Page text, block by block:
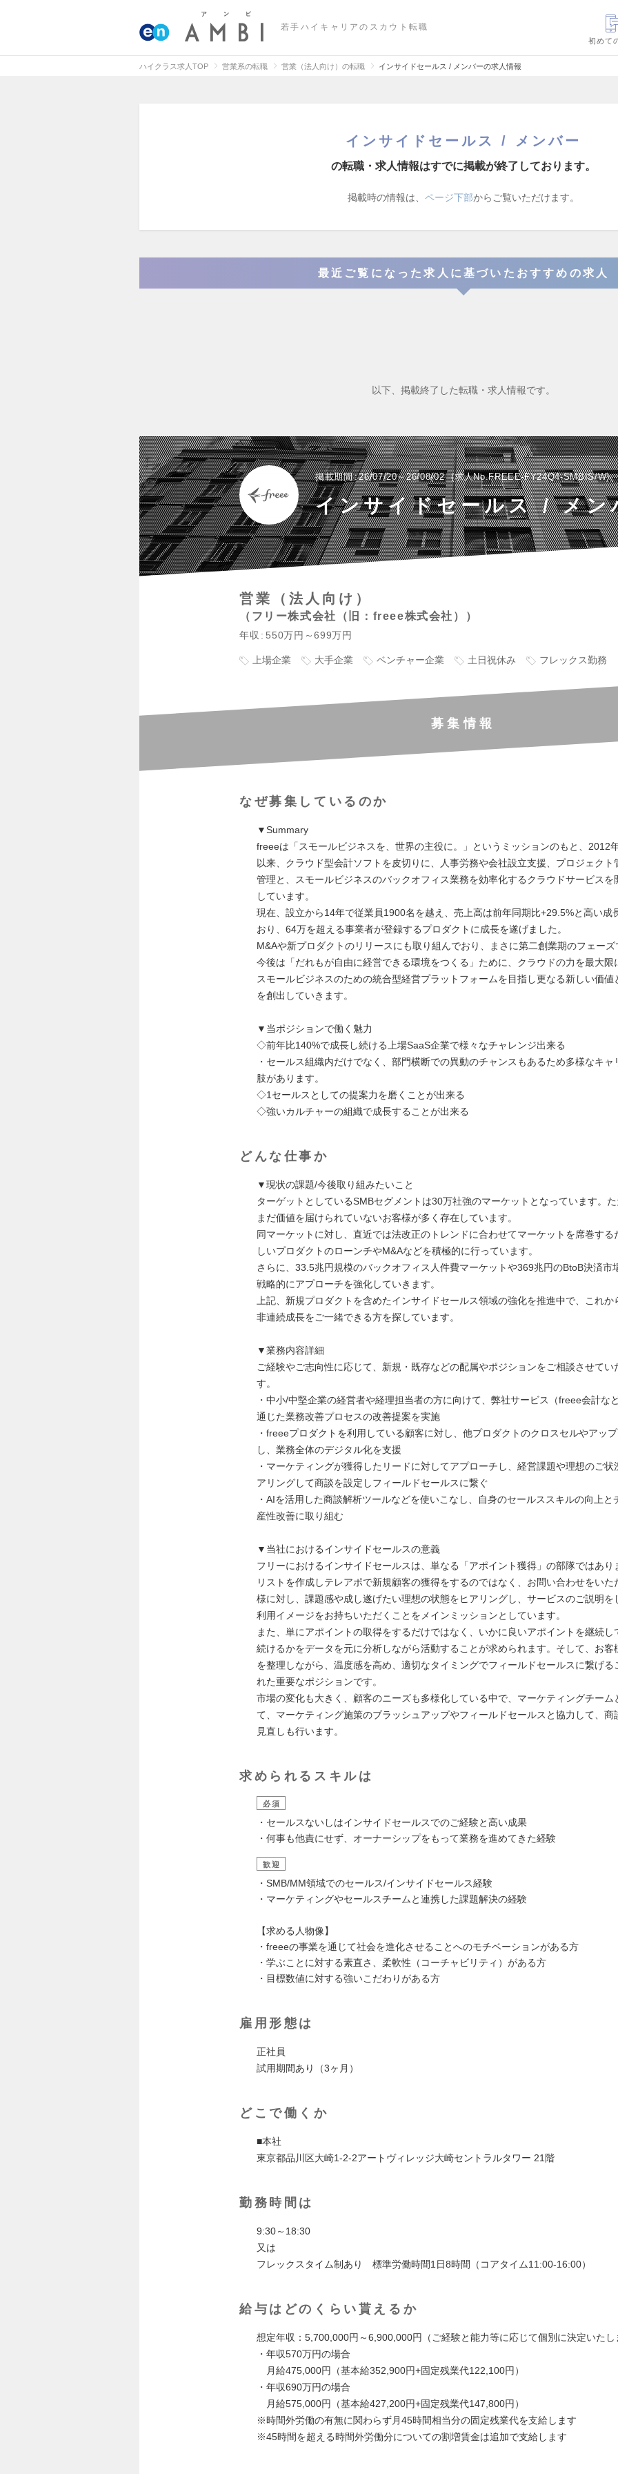
若手ハイキャリアのスカウト転職
初めて
ハイクラス求人TOP 営業系の転職 営業（法人向け）の転職 インサイドセールス / メンバーの求人情報
インサイドセールス / メンバー
の転職・求人情報はすでに掲載が終了しております。
掲載時の情報は、 ページ下部からご覧いただけます。
最近ご覧になった求人に基づいたおすすめの求人
以下、掲載終了した転職・求人情報です。
掲載期間 26/07/20～26/08/02 求人No.FREEE-FY24Q4-SMBIS/W
インサイドセールス / メン
営業（法人向け）
フリー株式会社（旧：freee株式会社）
年収 550万円～699万円
上場企業 大手企業 ベンチャー企業 土日祝休み フレックス勤務
募集情報
なぜ募集しているのか
▼Summary
freeeは「スモールビジネスを、世界の主役に。」というミッションのもと、2012
以来、クラウド型会計ソフトを皮切りに、人事労務や会社設立支援、プロジェクト
管理と、スモールビジネスのバックオフィス業務を効率化するクラウドサービスを
しています。
現在、設立から14年で従業員1900名を越え、売上高は前年同期比+29.5%と高い成
おり、64万を超える事業者が登録するプロダクトに成長を遂げました。
M&Aや新プロダクトのリリースにも取り組んでおり、まさに第二創業期のフェーズ
今後は「だれもが自由に経営できる環境をつくる」ために、クラウドの力を最大限
スモールビジネスのための統合型経営プラットフォームを目指し更なる新しい価値
を創出していきます。
▼当ポジションで働く魅力
◇前年比140%で成長し続ける上場SaaS企業で様々なチャレンジ出来る
・セールス組織内だけでなく、部門横断での異動のチャンスもあるため多様なキャ
肢があります。
◇1セールスとしての提案力を磨くことが出来る
◇強いカルチャーの組織で成長することが出来る
どんな仕事か
▼現状の課題/今後取り組みたいこと
ターゲットとしているSMBセグメントは30万社強のマーケットとなっています。
まだ価値を届けられていないお客様が多く存在しています。
同マーケットに対し、直近では法改正のトレンドに合わせてマーケットを席巻する
しいプロダクトのローンチやM&Aなどを積極的に行っています。
さらに、33.5兆円規模のバックオフィス人件費マーケットや369兆円のBtoB決済市
戦略的にアプローチを強化していきます。
上記、新規プロダクトを含めたインサイドセールス領域の強化を推進中で、これか
非連続成長をご一緒できる方を探しています。
▼業務内容詳細
ご経験やご志向性に応じて、新規・既存などの配属やポジションをご相談させてい
す。
・中小/中堅企業の経営者や経理担当者の方に向けて、弊社サービス（freee会計な
通じた業務改善プロセスの改善提案を実施
・freeeプロダクトを利用している顧客に対し、他プロダクトのクロスセルやアッ
し、業務全体のデジタル化を支援
・マーケティングが獲得したリードに対してアプローチし、経営課題や理想のご状
アリングして商談を設定しフィールドセールスに繋ぐ
・AIを活用した商談解析ツールなどを使いこなし、自身のセールススキルの向上と
産性改善に取り組む
▼当社におけるインサイドセールスの意義
フリーにおけるインサイドセールスは、単なる「アポイント獲得」の部隊ではあり
リストを作成しテレアポで新規顧客の獲得をするのではなく、お問い合わせをいた
様に対し、課題感や成し遂げたい理想の状態をヒアリングし、サービスのご説明を
利用イメージをお持ちいただくことをメインミッションとしています。
また、単にアポイントの取得をするだけではなく、いかに良いアポイントを継続し
続けるかをデータを元に分析しながら活動することが求められます。そして、お客
を整理しながら、温度感を高め、適切なタイミングでフィールドセールスに繋げる
れた重要なポジションです。
市場の変化も大きく、顧客のニーズも多様化している中で、マーケティングチーム
て、マーケティング施策のブラッシュアップやフィールドセールスと協力して、商
見直しも行います。
求められるスキルは
必須
・セールスないしはインサイドセールスでのご経験と高い成果
・何事も他責にせず、オーナーシップをもって業務を進めてきた経験
歓迎
・SMB/MM領域でのセールス/インサイドセールス経験
・マーケティングやセールスチームと連携した課題解決の経験
【求める人物像】
・freeeの事業を通じて社会を進化させることへのモチベーションがある方
・学ぶことに対する素直さ、柔軟性（コーチャビリティ）がある方
・目標数値に対する強いこだわりがある方
雇用形態は
正社員
試用期間あり（3ヶ月）
どこで働くか
■本社
東京都品川区大崎1-2-2アートヴィレッジ大崎セントラルタワー 21階
勤務時間は
9:30～18:30
又は
フレックスタイム制あり 標準労働時間1日8時間（コアタイム11:00-16:00）
給与はどのくらい貰えるか
想定年収：5,700,000円～6,900,000円（ご経験と能力等に応じて個別に決定いたし
・年収570万円の場合
月給475,000円（基本給352,900円+固定残業代122,100円）
・年収690万円の場合
月給575,000円（基本給427,200円+固定残業代147,800円）
※時間外労働の有無に関わらず月45時間相当分の固定残業代を支給します
※45時間を超える時間外労働分についての割増賃金は追加で支給します